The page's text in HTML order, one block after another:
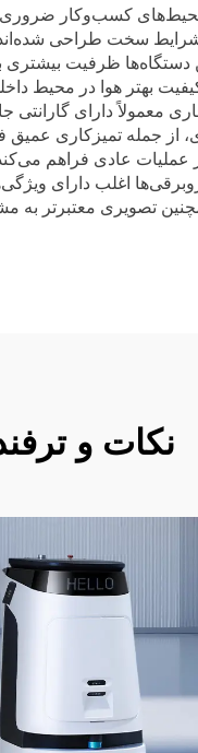
کسب‌وکار ضروری
شرایط سخت طراحی
ظرفیت
بهتر هوا در محیط
معمولاً دارای
از جمله تمیزکاری
عملیات عادی فراهم
اغلب دارای
تصویری معتبرتر به
نکات و